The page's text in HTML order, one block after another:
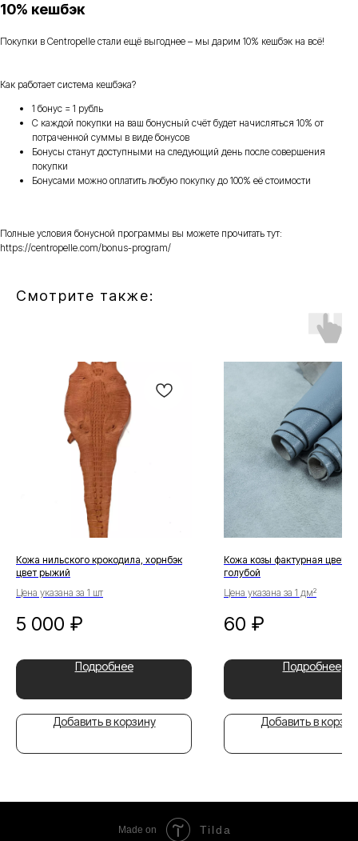
10% кешбэк
Покупки в Centropelle стали ещё выгоднее – мы дарим 10% кешбэк на всё!
Как работает система кешбэка?
1 бонус = 1 рубль
С каждой покупки на ваш бонусный счёт будет начисляться 10% от
потраченной суммы в виде бонусов
Бонусы станут доступными на следующий день после совершения
покупки
Бонусами можно оплатить любую покупку до 100% её стоимости
Полные условия бонусной программы вы можете прочитать тут:
https://centropelle.com/bonus-program/
Смотрите также:
Кожа нильского крокодила, хорнбэк
цвет рыжий
Цена указана за 1 шт
5 000 ₽
Подробнее
Добавить в корзину
Кожа козы фактурная цвет
голубой
Цена указана за 1 дм²
60 ₽
Подробнее
Добавить в
Made on Tilda